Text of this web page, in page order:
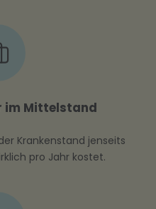
im Mittelstand
Krankenstand jenseits
pro Jahr kostet.